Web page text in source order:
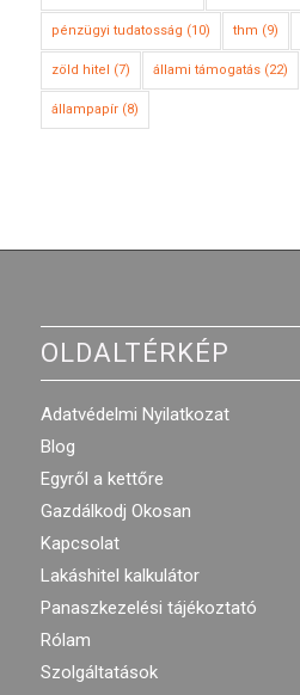
pénzügyi tudatosság (10) thm (9)
zöld hitel (7) állami támogatás(22)
állampapír(8)
OLDALTÉRKÉP
Adatvédelmi Nyilatkozat
Blog
Egyről a kettőre
Gazdálkodj Okosan
Kapcsolat
Lakáshitel kalkulátor
Panaszkezelési tájékoztató
Rólam
Szolgáltatások